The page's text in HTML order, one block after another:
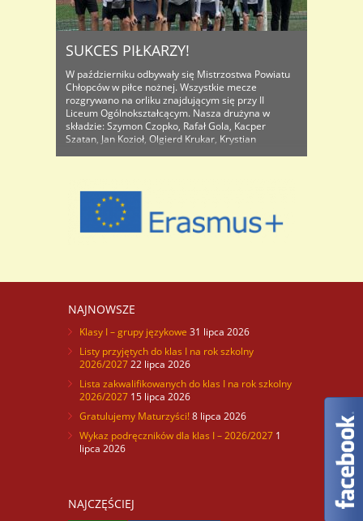
SUKCES PIŁKARZY!
W październiku odbywały się Mistrzostwa Powiatu
Chłopców w piłce nożnej. Wszystkie mecze
rozgrywano na orliku znajdującym się przy II
Liceum Ogólnokształcącym. Nasza drużyna w
składzie: Szymon Czopko, Rafał Gola, Kacper
Szatan, Jan Kozioł, Olgierd Krukar, Krystian
wszystkimi zgłoszonymi do ..
NAJNOWSZE
Klasy I – grupy językowe 31 lipca 2026
Listy przyjętych do klas I na rok szkolny
2026/202722 lipca 2026
Lista zakwalifikowanych do klas I na rok szkolny
2026/2027 15 lipca 2026
Gratulujemy Maturzyści!8 lipca 2026
Wykaz podręczników dla klas I – 2026/2027 1
lipca 2026
NAJCZĘŚCIEJ